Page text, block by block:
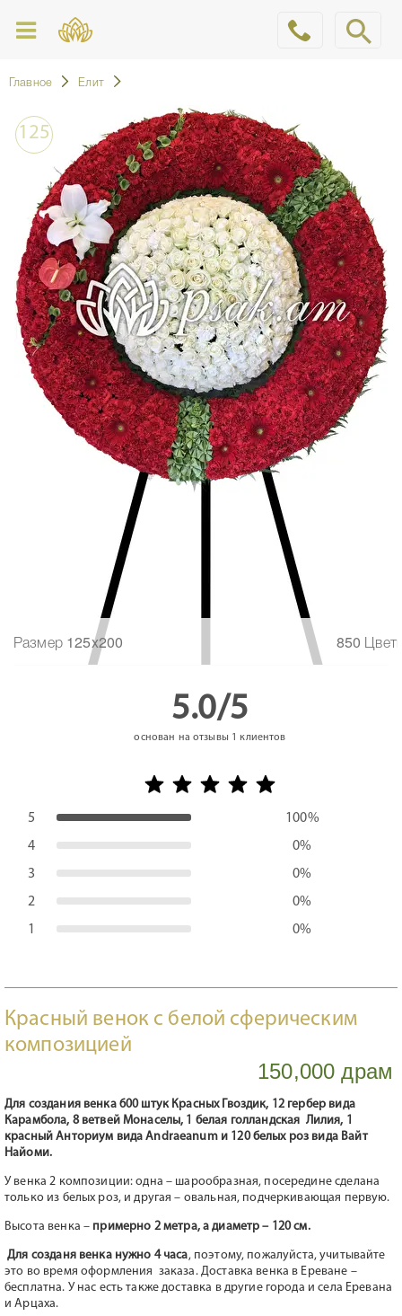
Главное Елит
125
Размер 125x200 850
5.0/5
основан на отзывы 1 клиентов
5
100%
4
0%
3
0%
2
0%
1
0%
Красный венок с белой сферическим
композицией
150,000 драм
Для создания венка 600 штук Красных Гвоздик, 12 гербер вида
Карамбола, 8 ветвей Монаселы, 1 белая голландская Лилия, 1
красный Анториум вида Andraeanum и 120 белых роз вида Вайт
Найоми.
У венка 2 композиции: одна – шарообразная, посередине сделана
только из белых роз, и другая – овальная, подчеркивающая первую.
Высота венка – примерно 2 метра, а диаметр – 120 см.
Для созданя венка нужно 4 часа, поэтому, пожалуйста, учитывайте
это во время оформления заказа. Доставка венка в Ереване –
бесплатна. У нас есть также доставка в другие города и села Еревана
и Арцаха.